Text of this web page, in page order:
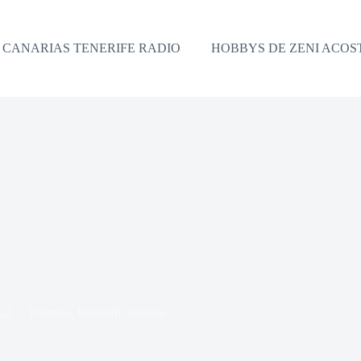
CANARIAS TENERIFE RADIO HOBBYS DE ZENI